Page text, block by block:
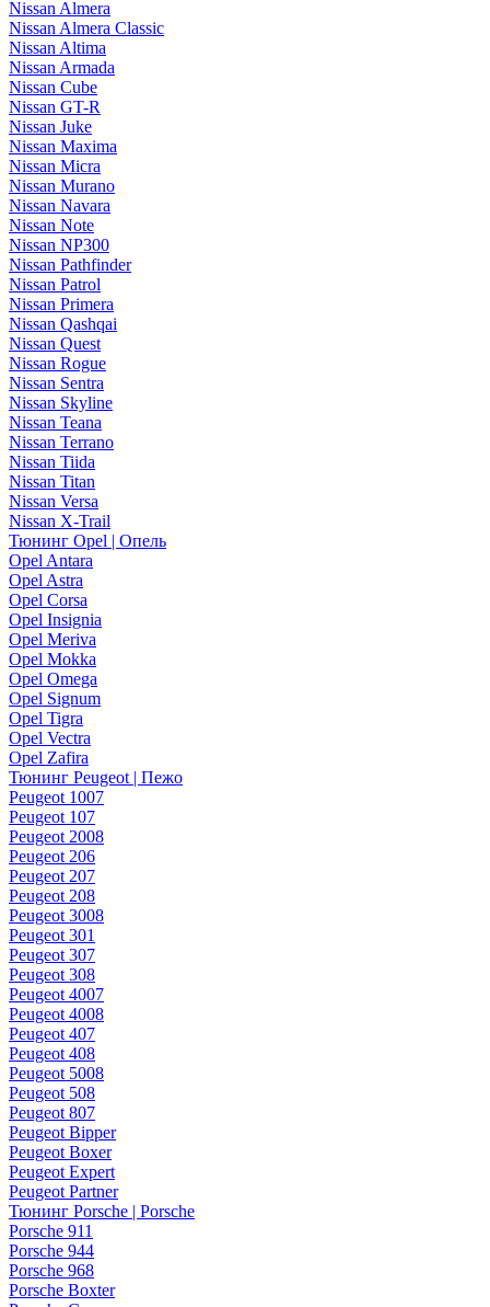
Nissan Almera
Nissan Almera Classic
Nissan Altima
Nissan Armada
Nissan Cube
Nissan GT-R
Nissan Juke
Nissan Maxima
Nissan Micra
Nissan Murano
Nissan Navara
Nissan Note
Nissan NP300
Nissan Pathfinder
Nissan Patrol
Nissan Primera
Nissan Qashqai
Nissan Quest
Nissan Rogue
Nissan Sentra
Nissan Skyline
Nissan Teana
Nissan Terrano
Nissan Tiida
Nissan Titan
Nissan Versa
Nissan X-Trail
Тюнинг Opel | Опель
Opel Antara
Opel Astra
Opel Corsa
Opel Insignia
Opel Meriva
Opel Mokka
Opel Omega
Opel Signum
Opel Tigra
Opel Vectra
Opel Zafira
Тюнинг Peugeot | Пежо
Peugeot 1007
Peugeot 107
Peugeot 2008
Peugeot 206
Peugeot 207
Peugeot 208
Peugeot 3008
Peugeot 301
Peugeot 307
Peugeot 308
Peugeot 4007
Peugeot 4008
Peugeot 407
Peugeot 408
Peugeot 5008
Peugeot 508
Peugeot 807
Peugeot Bipper
Peugeot Boxer
Peugeot Expert
Peugeot Partner
Тюнинг Porsche | Porsche
Porsche 911
Porsche 944
Porsche 968
Porsche Boxter